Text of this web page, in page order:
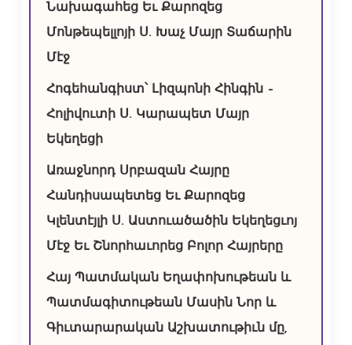
Նախագահեց Եւ Քարոզեց
Մոնթեպելլոյի Ս. Խաչ Մայր Տաճարին
Մէջ
Հոգեհանգիստ՝ Լիզպոնի Հինգին –
Հոլիվուտի Ս. Կարապետ Մայր
Եկեղեցի
Առաջնորդ Սրբազան Հայրը
Հանդիսապետեց Եւ Քարոզեց
Կլենտէյլի Ս. Աստուածածին Եկեղեցւոյ
Մէջ Եւ Շնորհաւորեց Բոլոր Հայրերը
Հայ Պատմական Եղափոխութեան և
Պատմագիտութեան Մասին Նոր և
Գիւտարարական Աշխատութիւն մը,